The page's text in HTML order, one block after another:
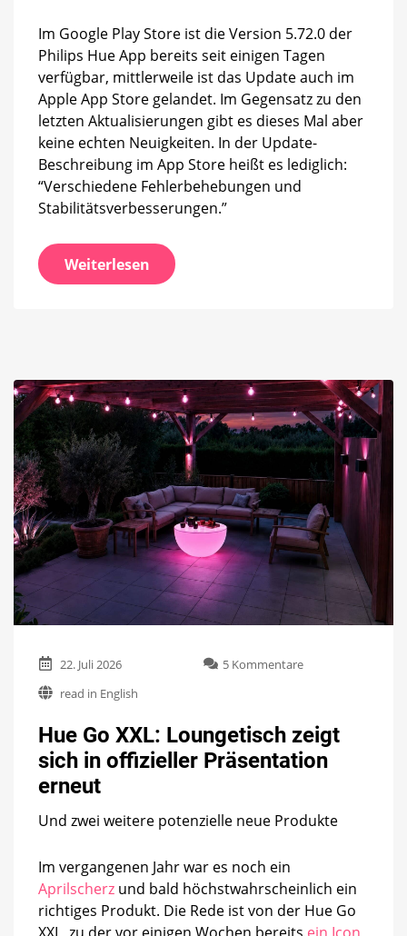
Im Google Play Store ist die Version 5.72.0 der
Philips Hue App bereits seit einigen Tagen
verfügbar, mittlerweile ist das Update auch im
Apple App Store gelandet. Im Gegensatz zu den
letzten Aktualisierungen gibt es dieses Mal aber
keine echten Neuigkeiten. In der Update-
Beschreibung im App Store heißt es lediglich:
“Verschiedene Fehlerbehebungen und
Stabilitätsverbesserungen.”
Weiterlesen
22. Juli 2026 5 Kommentarezu
Loungetisch
zeigt
sich
Präsentation
read in English
Hue Go XXL: Loungetisch zeigt
sich in offizieller Präsentation
erneut
Und zwei weitere potenzielle neue Produkte
Im vergangenen Jahr war es noch ein
Aprilscherz und bald höchstwahrscheinlich ein
richtiges Produkt. Die Rede ist von der Hue Go